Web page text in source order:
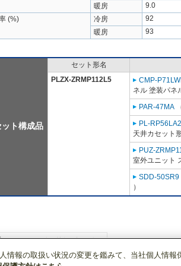
暖房
9.0
(%)
冷房 92
暖房
93
ット構成品
セット形名
PLZX-ZRMP112L5
CMP-
ネル 塗装パネ
PAR-47MA
PL-
天井カセット
PUZ-
室外ユニット
SDD-50SR9
）
情報の取扱い状況の変更を鑑みて、当社個人情